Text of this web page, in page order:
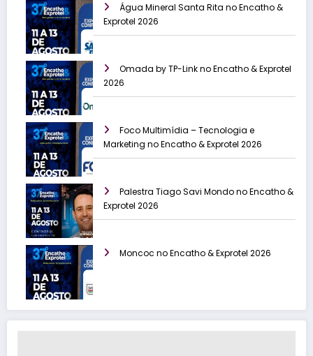
Água Mineral Santa Rita no Encatho &
Exprotel 2026
Omada by TP-Link no Encatho & Exprotel
2026
Foco Multimídia – Tecnologia e
Marketing no Encatho & Exprotel 2026
Palestra Tiago Savi Mondo no Encatho &
Exprotel 2026
Moncoc no Encatho & Exprotel 2026